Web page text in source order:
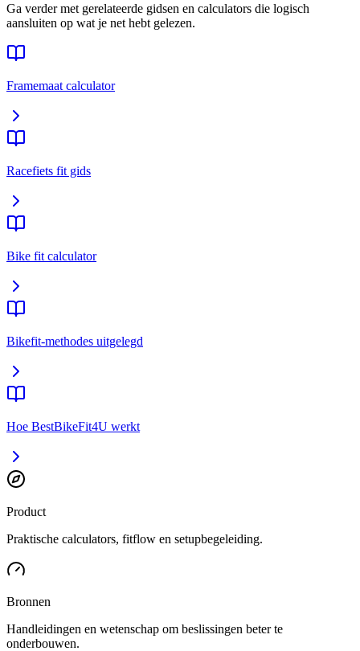
Ga verder met gerelateerde gidsen en calculators die logisch
aansluiten op wat je net hebt gelezen.
Framemaat calculator
Racefiets fit gids
Bike fit calculator
Bikefit-methodes uitgelegd
Hoe BestBikeFit4U werkt
Product
Praktische calculators, fitflow en setupbegeleiding.
Bronnen
Handleidingen en wetenschap om beslissingen beter te
onderbouwen.